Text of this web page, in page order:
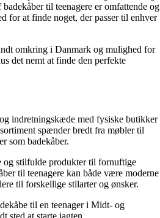
til teenagere er omfattende og
for at finde noget, der passer til enhver
omkring i Danmark og mulighed for
det nemt at finde den perfekte
indretningskæde med fysiske butikker
spænder bredt fra møbler til
som badekåber.
og stilfulde produkter til fornuftige
til teenagere kan både være moderne
til forskellige stilarter og ønsker.
til en teenager i Midt- og
sted at starte jagten.